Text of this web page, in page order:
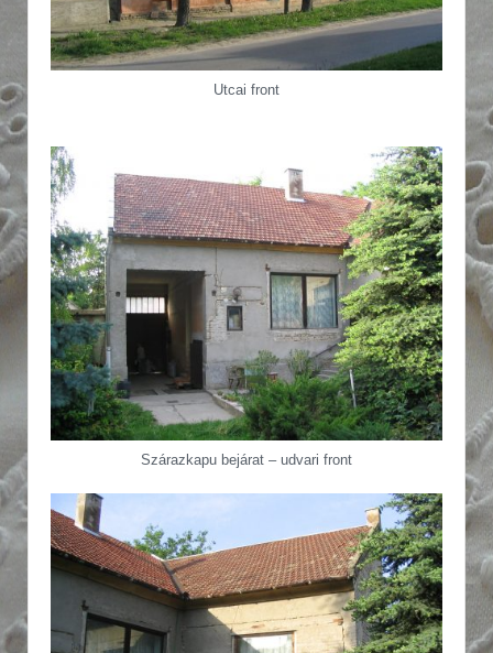
Utcai front
Szárazkapu bejárat – udvari front